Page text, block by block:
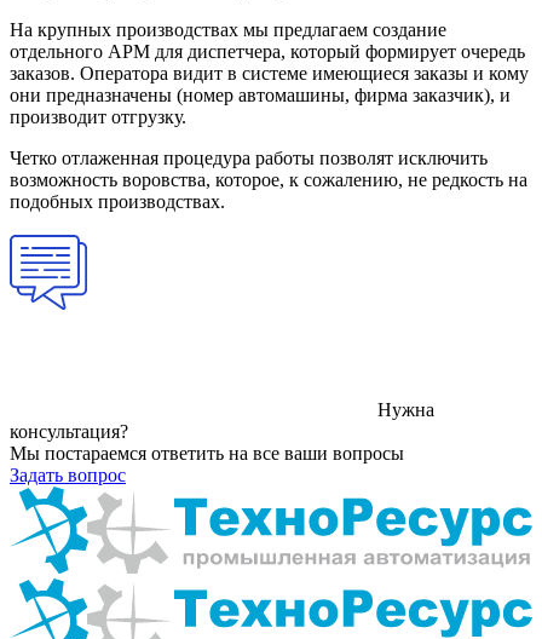
На крупных производствах мы предлагаем создание
отдельного АРМ для диспетчера, который формирует очередь
заказов. Оператора видит в системе имеющиеся заказы и кому
они предназначены (номер автомашины, фирма заказчик), и
производит отгрузку.
Четко отлаженная процедура работы позволят исключить
возможность воровства, которое, к сожалению, не редкость на
подобных производствах.
Нужна
консультация?
Мы постараемся ответить на все ваши вопросы
Задать вопрос